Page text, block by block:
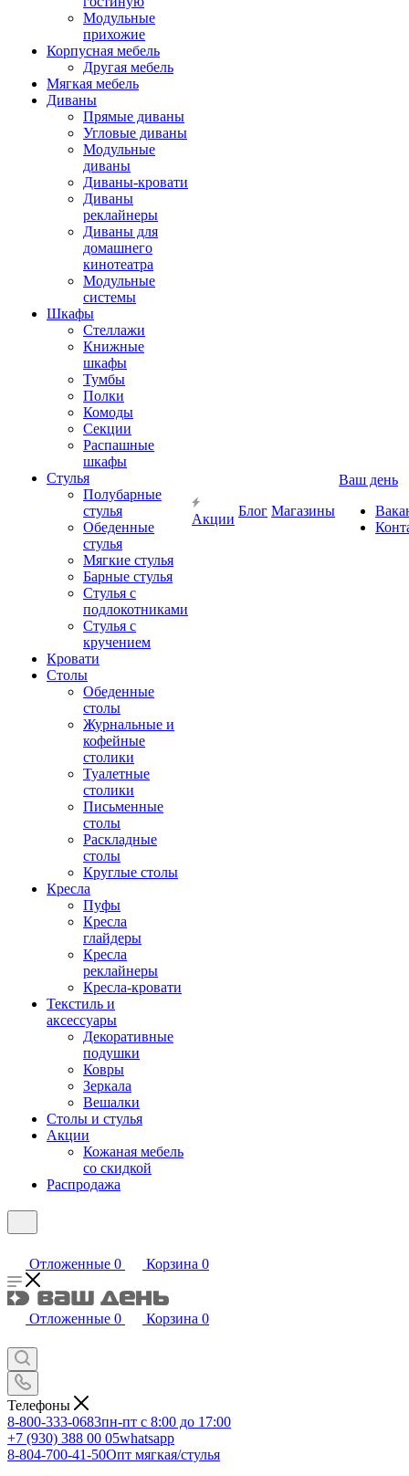
Модульные
прихожие
Корпусная мебель
Другая мебель
Мягкая мебель
Диваны
Прямые диваны
Угловые диваны
Модульные
диваны
Диваны-кровати
Диваны
реклайнеры
Диваны для
домашнего
кинотеатра
Модульные
системы
Шкафы
Стеллажи
Книжные
шкафы
Тумбы
Полки
Комоды
Секции
Распашные
шкафы
Стулья
Полубарные
стулья
Обеденные
стулья
Мягкие стулья
Барные стулья
Стулья с
подлокотниками
Стулья с
кручением
Кровати
Столы
Обеденные
столы
Журнальные и
кофейные
столики
Туалетные
столики
Письменные
столы
Раскладные
столы
Круглые столы
Кресла
Пуфы
Кресла
глайдеры
Кресла
реклайнеры
Кресла-кровати
Текстиль и
аксессуары
Декоративные
подушки
Ковры
Зеркала
Вешалки
Столы и стулья
Акции
Кожаная мебель
со скидкой
Распродажа
Акции
Блог Магазины
Ваш день
Отложенные 0 Корзина 0
Отложенные 0 Корзина 0
Телефоны
8-800-333-0683пн-пт с 8:00 до 17:00
+7 (930) 388 00 05whatsapp
8-804-700-41-50Опт мягкая/стулья